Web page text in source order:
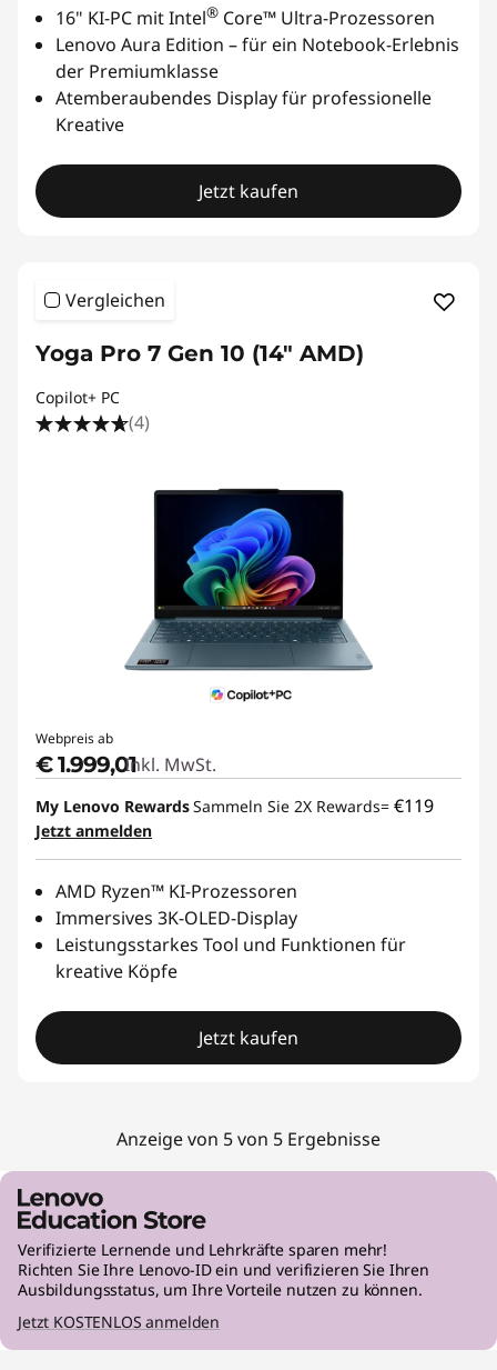
16" KI-PC mit Intel® Core™ Ultra-Prozessoren
Lenovo Aura Edition – für ein Notebook-Erlebnis
der Premiumklasse
Atemberaubendes Display für professionelle
Kreative
Jetzt kaufen
Vergleichen
Yoga Pro 7 Gen 10 (14" AMD)
Copilot+ PC
(4)
Webpreis ab
€ 1.999,01Inkl. MwSt.
My Lenovo RewardsSammeln Sie 2X Rewards= €119
Jetzt anmelden
AMD Ryzen™ KI-Prozessoren
Immersives 3K-OLED-Display
Leistungsstarkes Tool und Funktionen für
kreative Köpfe
Jetzt kaufen
Anzeige von 5 von 5 Ergebnisse
Verifizierte Lernende und Lehrkräfte sparen mehr!
Richten Sie Ihre Lenovo-ID ein und verifizieren Sie Ihren
Ausbildungsstatus, um Ihre Vorteile nutzen zu können.
Jetzt KOSTENLOS anmelden